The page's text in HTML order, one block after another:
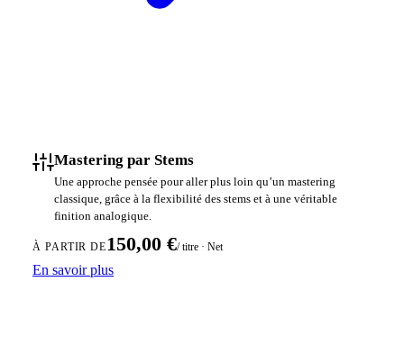
Mastering par Stems
Une approche pensée pour aller plus loin qu’un mastering
classique, grâce à la flexibilité des stems et à une véritable
finition analogique.
À PARTIR DE150,00 €/ titre · Net
En savoir plus